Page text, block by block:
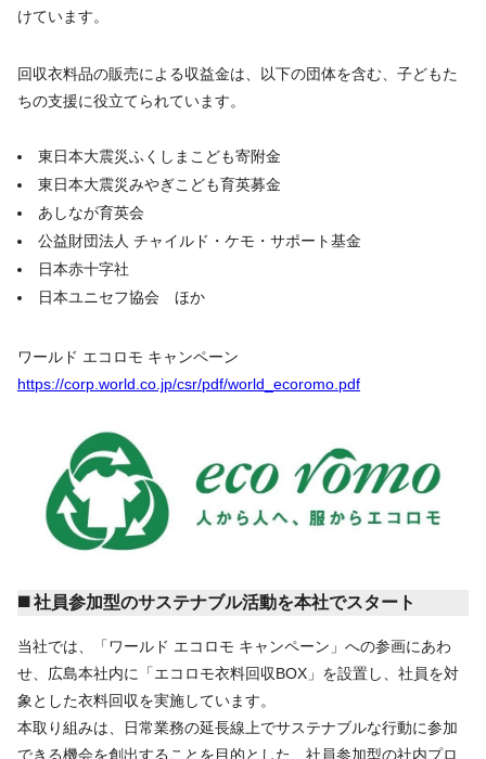
けています。
回収衣料品の販売による収益金は、以下の団体を含む、子どもた
ちの支援に役立てられています。
東日本大震災ふくしまこども寄附金
東日本大震災みやぎこども育英募金
あしなが育英会
公益財団法人 チャイルド・ケモ・サポート基金
日本赤十字社
日本ユニセフ協会 ほか
ワールド エコロモ キャンペーン
https://corp.world.co.jp/csr/pdf/world_ecoromo.pdf
◼️ 社員参加型のサステナブル活動を本社でスタート
当社では、「ワールド エコロモ キャンペーン」への参画にあわ
せ、広島本社内に「エコロモ衣料回収BOX」を設置し、社員を対
象とした衣料回収を実施しています。
本取り組みは、日常業務の延長線上でサステナブルな行動に参加
できる機会を創出することを目的とした、社員参加型の社内プロ